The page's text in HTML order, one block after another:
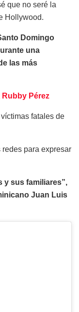
que no seré la
Hollywood.
Domingo
una
las más
Rubby Pérez
fatales de
para expresar
y sus familiares”,
Juan Luis